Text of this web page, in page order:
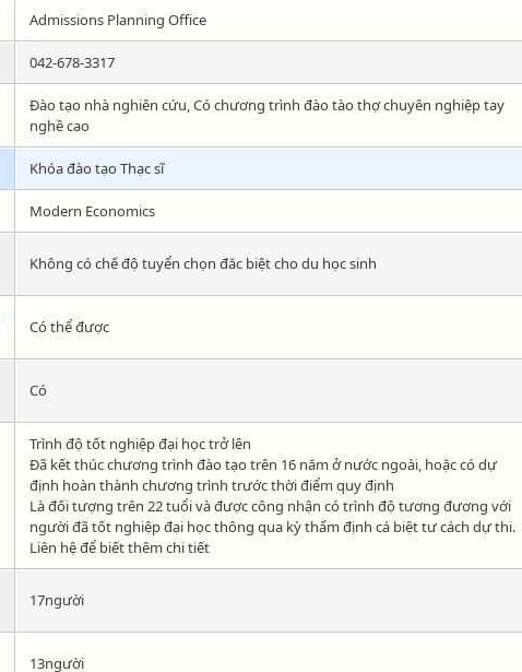
Admissions Planning Office
042-678-3317
Đào tạo nhà nghiên cứu, Có chương trình đào tào thợ chuyên nghiệp tay
nghề cao
Khóa đào tạo Thạc sĩ
Modern Economics
Không có chế độ tuyển chọn đăc biệt cho du học sinh
Có thể được
Có
Trình độ tốt nghiệp đại học trở lên
Đã kết thúc chương trình đào tạo trên 16 năm ở nước ngoài, hoặc có dự
định hoàn thành chương trình trước thời điểm quy định
Là đối tượng trên 22 tuổi và được công nhận có trình độ tương đương với
người đã tốt nghiệp đại học thông qua kỳ thẩm định cá biệt tư cách dự thi.
Liên hệ để biết thêm chi tiết
17người
13người